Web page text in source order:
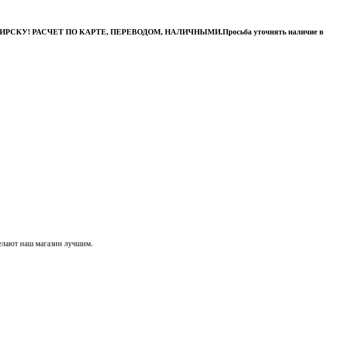
РАСЧЕТ ПО КАРТЕ, ПЕРЕВОДОМ, НАЛИЧНЫМИ.Просьба уточнять наличие в
наш магазин лучшим.